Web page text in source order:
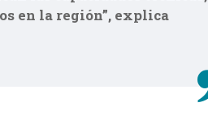
en la región”, explica